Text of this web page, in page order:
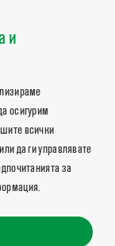
и
осигурим
всички
да ги управлявате
за